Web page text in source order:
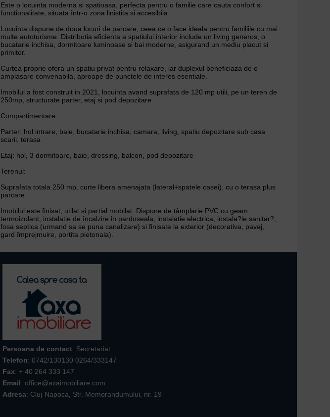
Este o locuinta moderna si spatioasa, perfecta pentru o familie care cauta confort si
functionalitate, situata într-o zona linistita si accesibila.
Locuinta dispune de doua locuri de parcare, ceea ce o face ideala pentru familiile cu mai
multe autoturisme. Distributia eficienta a spatiului interior include un living generos, o
bucatarie inchisa, dormitoare luminoase si bai moderne, asigurand un mediu placut si
primitor.
Curtea proprie ofera un spatiu privat pentru relaxare, iar duplexul beneficiaza de o
amplasare convenabila, aproape de punctele de interes esentiale.
Imobilul a fost construit in 2021, locuinta avand suprafata de 120 mp utili, pe un teren de
250mp, structurate parter, etaj si pod depozitare.
Compartimentare:
Parter: hol intrare, baie, bucatarie inchisa, camara, living, spatiu depozitare sub casa
scarii, terasa
Etaj: hol, 3 dormitoare, baie, dressing, balcon, pod depozitare
Terenul:
Suprafata totala 250 mp, curte libera amenajata (lateral+spatele casei), cu o terasa plus
parcare.
Imobilul este finisat, utilat si partial mobilat. Dispune de tâmplarie PVC cu geam
termoizolant, instalatie de încalzire in pardoseala, instalatie electrica, instala?ie sanitar?,
fosa septica (urmand sa se puna canalizare) si finisate la exterior (decorativa, pavaj,
gard împrejmuire, portita pietonala).
Persoana de contact: Secretariat
Telefon: 0742/130130 0264/333147
Fax: + 40 264 333 147
Email: office@axaimobiliare.com
Adresa: Cluj-Napoca, Str. Memorandumului, nr. 19